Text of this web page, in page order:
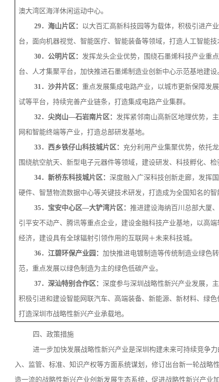
澳大湾区海洋休闲运动中心。
29．海山片区： 以大百汇高新科技园等为载体，积极引进产
台，面向机器视觉、智能医疗、智能装备等领域，打造人工智能
30．公明片区： 发挥龙头企业优势，围绕石墨烯科技产业重
台、人才集聚平台，加快推进石墨烯制造业创新中心示范基地建设
31．沙井片区： 重点发展集成电路产业，以城市更新保障发
试等平台，持续完善产业链条，打造集成电路产业集群。
32．尖岗山—石岩南片区： 发挥紧邻南山高新区地理优势，
网和智能终端等产业，打造总部研发基地。
33．西乡铁仔山科技城片区： 充分利用产业集聚优势，依托
围绕航空航天、新型电子元器件等领域，建设研发、科技孵化、
34．新桥东科技城片区： 深度融入广深科技创新走廊，发挥
硬件、智慧物流数据中心等关键技术研发，打造成为全国知名的
35．宝安中心区—大铲湾片区： 推进建设海纳百川总部大厦
引平安不动产、腾讯等重点企业，建设金融科技产业基地，以高
经济，建设具有全球辐射引领作用的互联网＋未来科技城。
36．江碧环保产业园： 加快推进电镀制造等传统制造业绿色
范，重点发展以绿色制造为主的绿色低碳产业。
37．深汕特别合作区： 深度参与深圳战略性新兴产业发展，
积极引进和建设智能网联汽车、高端装备、新能源、新材料、绿
打造深圳市战略性新兴产业承载地。
四、政策措施
进一步加快发展战略性新兴产业是深圳构建未来可持续竞争
入、监管、标准、知识产权等方面系统谋划，修订出台新一轮战
造一流的战略性新兴产业创新发展生态系统，促进战略性新兴产业